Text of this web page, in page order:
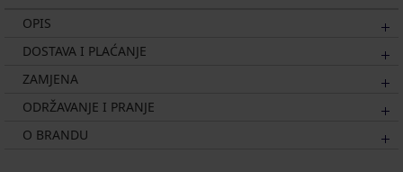
OPIS
DOSTAVA I PLAĆANJE
ZAMJENA
ODRŽAVANJE I PRANJE
O BRANDU